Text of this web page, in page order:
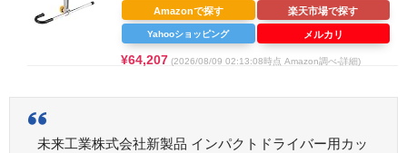
¥64,207 (2026/08/09 02:13:08時点 Amazon調べ-詳細)
Amazonで探す 楽天市場で探す
Yahooショッピング メルカリ
未来工業株式会社新製品 インパクトドライバー用カッ